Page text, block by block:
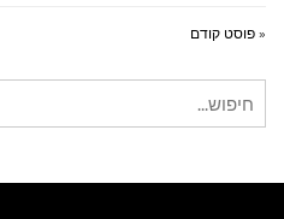
« פוסט קודם